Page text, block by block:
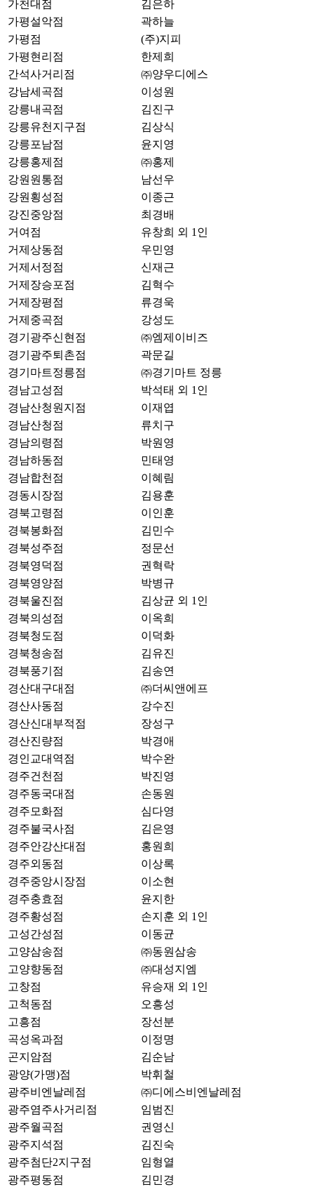
가천대점
김은하
가평설악점
곽하늘
가평점
(주)지피
가평현리점
한제희
간석사거리점
㈜양우디에스
강남세곡점
이성원
강릉내곡점
김진구
강릉유천지구점
김상식
강릉포남점
윤지영
강릉홍제점
㈜홍제
강원원통점
남선우
강원횡성점
이종근
강진중앙점
최경배
거여점
유창희 외 1인
거제상동점
우민영
거제서정점
신재근
거제장승포점
김혁수
거제장평점
류경욱
거제중곡점
강성도
경기광주신현점
㈜엠제이비즈
경기광주퇴촌점
곽문길
경기마트정릉점
㈜경기마트 정릉
경남고성점
박석태 외 1인
경남산청원지점
이재엽
경남산청점
류치구
경남의령점
박원영
경남하동점
민태영
경남합천점
이혜림
경동시장점
김용훈
경북고령점
이인훈
경북봉화점
김민수
경북성주점
정문선
경북영덕점
권혁락
경북영양점
박병규
경북울진점
김상균 외 1인
경북의성점
이옥희
경북청도점
이덕화
경북청송점
김유진
경북풍기점
김송연
경산대구대점
㈜더씨앤에프
경산사동점
강수진
경산신대부적점
장성구
경산진량점
박경애
경인교대역점
박수완
경주건천점
박진영
경주동국대점
손동원
경주모화점
심다영
경주불국사점
김은영
경주안강산대점
홍원희
경주외동점
이상록
경주중앙시장점
이소현
경주충효점
윤지한
경주황성점
손지훈 외 1인
고성간성점
이동균
고양삼송점
㈜동원삼송
고양향동점
㈜대성지엠
고창점
유승재 외 1인
고척동점
오흥성
고흥점
장선분
곡성옥과점
이정명
곤지암점
김순남
광양(가맹)점
박휘철
광주비엔날레점
㈜디에스비엔날레점
광주염주사거리점
임범진
광주월곡점
권영신
광주지석점
김진숙
광주첨단2지구점
임형열
광주평동점
김민경